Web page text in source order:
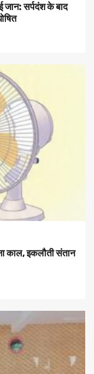
सर्पदंश के बाद
काल, इकलौती संतान